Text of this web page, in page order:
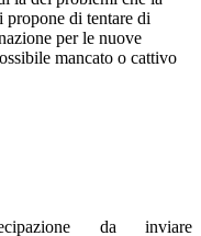
propone di tentare di
per le nuove
mancato o cattivo
da inviare